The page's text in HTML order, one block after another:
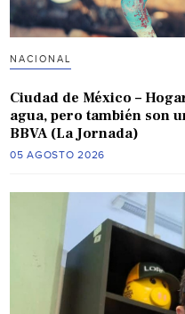
NACIONAL
Ciudad de México –
agua, pero también son
BBVA (La Jornada)
05 AGOSTO 2026